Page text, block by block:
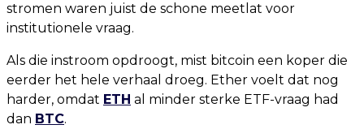
stromen waren juist de schone meetlat voor
institutionele vraag.
Als die instroom opdroogt, mist bitcoin een koper die
eerder het hele verhaal droeg. Ether voelt dat nog
harder, omdat ETH al minder sterke ETF-vraag had
dan BTC.